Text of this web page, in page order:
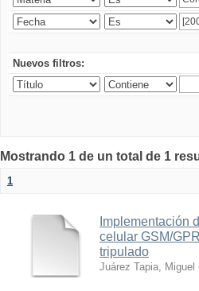
Nuevos filtros:
Mostrando 1 de un total de 1
1
Implementación
celular GSM/
tripulado
Juárez Tapia, Miguel